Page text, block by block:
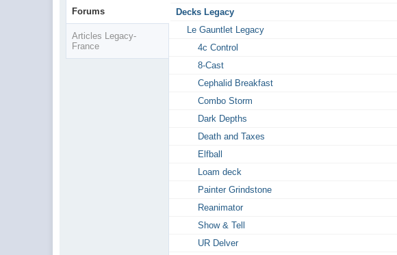
Forums
Articles Legacy-
France
Decks Legacy
Le Gauntlet Legacy
4c Control
8-Cast
Cephalid Breakfast
Combo Storm
Dark Depths
Death and Taxes
Elfball
Loam deck
Painter Grindstone
Reanimator
Show & Tell
UR Delver